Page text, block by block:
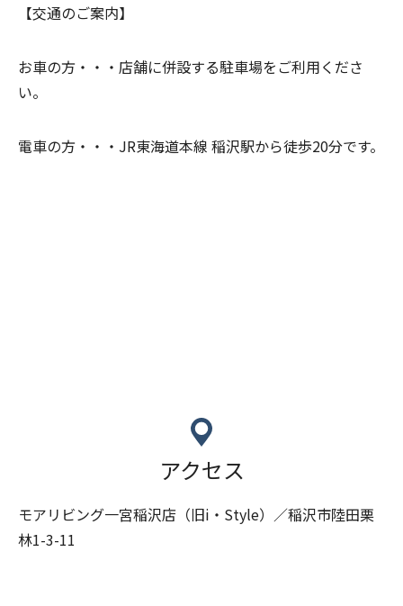
【交通のご案内】
お車の方・・・ 店舗に併設する駐車場をご利用くださ
い。
電車の方・・・JR東海道本線 稲沢駅から徒歩20分です。
アクセス
モアリビング一宮稲沢店（旧i・Style）／稲沢市陸田栗
林1-3-11